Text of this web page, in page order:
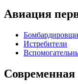
Авиация
Истребители